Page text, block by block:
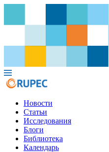
Новости
Статьи
Исследования
Блоги
Библиотека
Календарь